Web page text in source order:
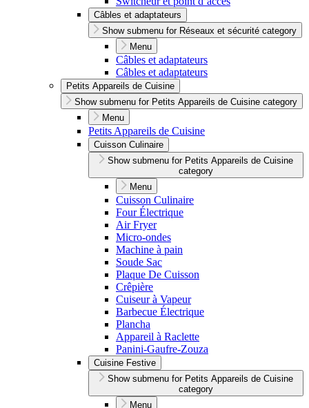
Câbles et adaptateurs
Show submenu for Réseaux et sécurité category
Menu
Câbles et adaptateurs
Câbles et adaptateurs
Petits Appareils de Cuisine
Show submenu for Petits Appareils de Cuisine category
Menu
Petits Appareils de Cuisine
Cuisson Culinaire
Show submenu for Petits Appareils de Cuisine
category
Menu
Cuisson Culinaire
Four Électrique
Air Fryer
Micro-ondes
Machine à pain
Soude Sac
Plaque De Cuisson
Crêpière
Cuiseur à Vapeur
Barbecue Électrique
Plancha
Appareil à Raclette
Panini-Gaufre-Zouza
Cuisine Festive
Show submenu for Petits Appareils de Cuisine
category
Menu